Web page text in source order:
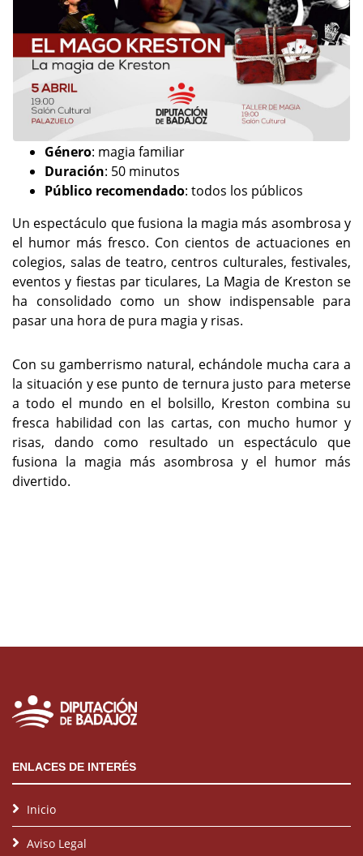
Género: magia familiar
Duración: 50 minutos
Público recomendado: todos los públicos
Un espectáculo que fusiona la magia más asombrosa y
el humor más fresco. Con cientos de actuaciones en
colegios, salas de teatro, centros culturales, festivales,
eventos y fiestas par ticulares, La Magia de Kreston se
ha consolidado como un show indispensable para
pasar una hora de pura magia y risas.
Con su gamberrismo natural, echándole mucha cara a
la situación y ese punto de ternura justo para meterse
a todo el mundo en el bolsillo, Kreston combina su
fresca habilidad con las cartas, con mucho humor y
risas, dando como resultado un espectáculo que
fusiona la magia más asombrosa y el humor más
divertido.
ENLACES DE INTERÉS
Inicio
Aviso Legal